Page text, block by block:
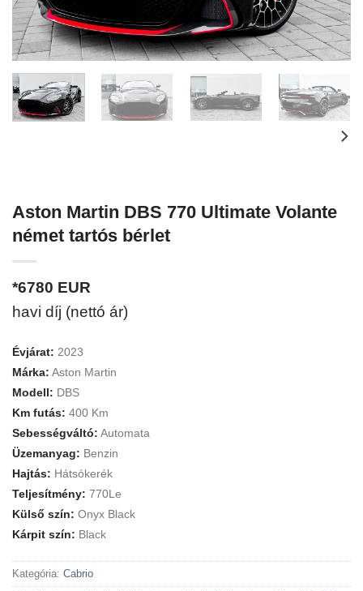
Aston Martin DBS 770 Ultimate Volante
német tartós bérlet
*6780 EUR
havi díj (nettó ár)
Évjárat: 2023
Márka: Aston Martin
Modell: DBS
Km futás: 400 Km
Sebességváltó: Automata
Üzemanyag: Benzin
Hajtás: Hátsókerék
Teljesítmény: 770Le
Külső szín: Onyx Black
Kárpit szín: Black
Kategória: Cabrio